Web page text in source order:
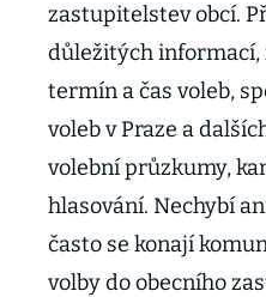
zastupitelstev obcí.
důležitých
termín a čas voleb,
voleb v Praze a
volební průzkumy,
hlasování. Nechybí
často se konají
volby do obecního